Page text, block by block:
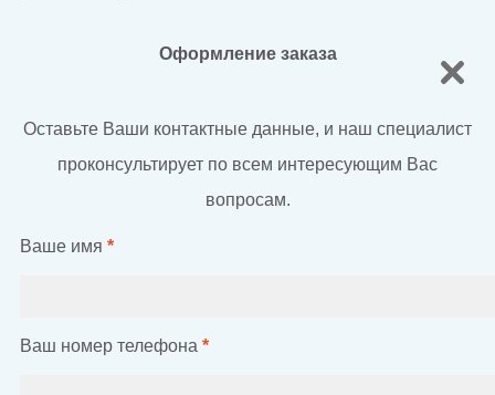
Оформление заказа
Оставьте Ваши контактные данные, и наш специалист
проконсультирует по всем интересующим Вас
вопросам.
Ваше имя *
Ваш номер телефона *